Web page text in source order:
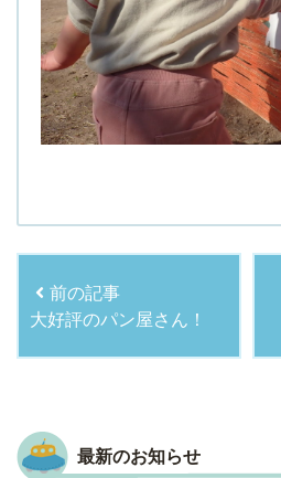
前の記事
大好評のパン屋さん！
最新のお知らせ